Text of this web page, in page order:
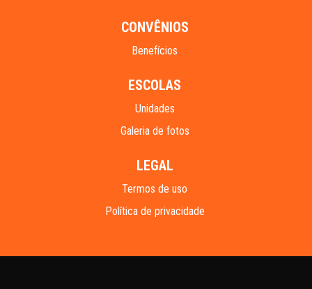
CONVÊNIOS
Benefícios
ESCOLAS
Unidades
Galeria de fotos
LEGAL
Termos de uso
Política de privacidade